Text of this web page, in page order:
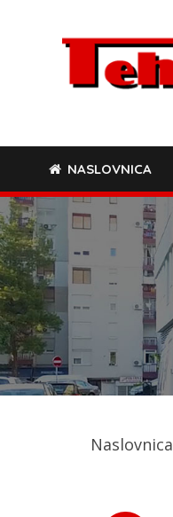
NASLOVNICA
Naslovnica